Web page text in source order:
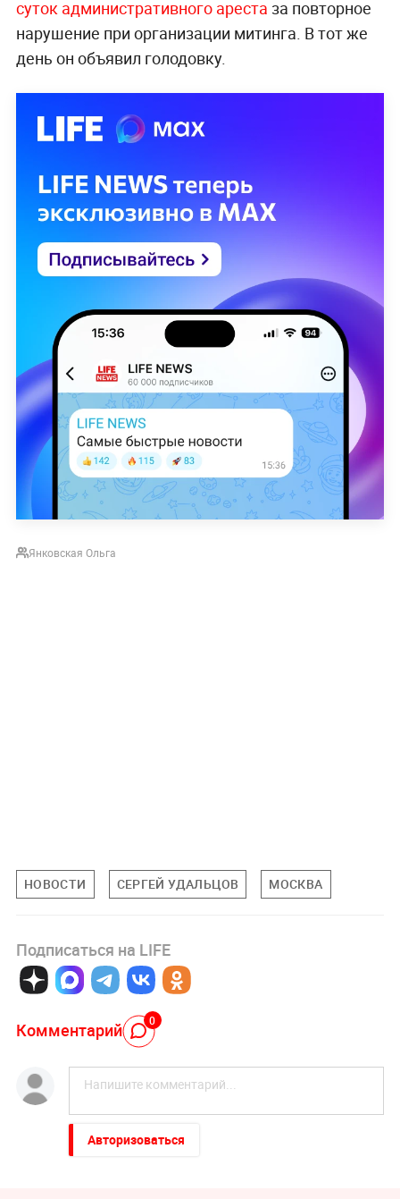
суток административного ареста за повторное
нарушение при организации митинга. В тот же
день он объявил голодовку.
Янковская Ольга
НОВОСТИ СЕРГЕЙ УДАЛЬЦОВ МОСКВА
Подписаться на LIFE
Комментарий 0
Авторизоваться